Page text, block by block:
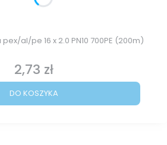
al/pe 16 x 2.0 PN10 700PE (200m)
Cena
2,73 zł
DO KOSZYKA